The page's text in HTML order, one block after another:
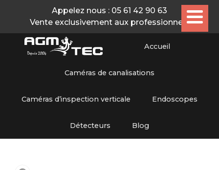
Appelez nous : 05 61 42 90 63
Vente exclusivement aux professionnels
Accueil
Caméras de canalisations
Caméras d’inspection verticale Endoscopes
Détecteurs Blog